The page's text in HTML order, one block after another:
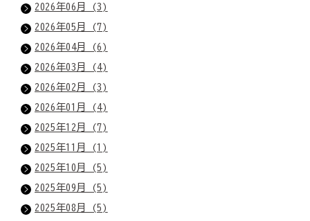
2026年06月 (3)
2026年05月 (7)
2026年04月 (6)
2026年03月 (4)
2026年02月 (3)
2026年01月 (4)
2025年12月 (7)
2025年11月 (1)
2025年10月 (5)
2025年09月 (5)
2025年08月 (5)